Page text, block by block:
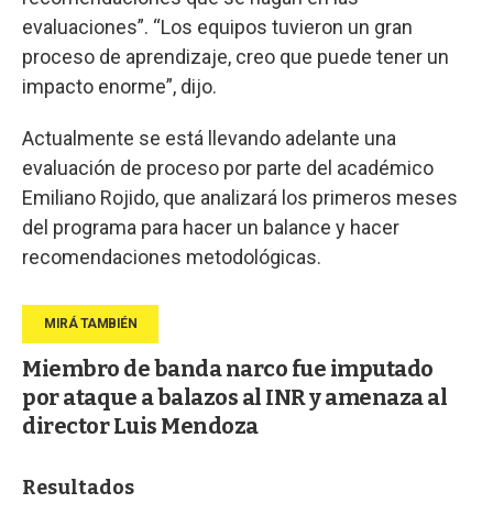
evaluaciones”. “Los equipos tuvieron un gran
proceso de aprendizaje, creo que puede tener un
impacto enorme”, dijo.
Actualmente se está llevando adelante una
evaluación de proceso por parte del académico
Emiliano Rojido, que analizará los primeros meses
del programa para hacer un balance y hacer
recomendaciones metodológicas.
Miembro de banda narco fue imputado
por ataque a balazos al INR y amenaza al
director Luis Mendoza
Resultados